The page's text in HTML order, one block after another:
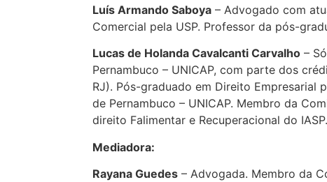
Luís Armando Saboya – Advogado com
Comercial pela USP. Professor da pós-
Lucas de Holanda Cavalcanti Carvalho –
Pernambuco – UNICAP, com parte dos
RJ). Pós-graduado em Direito Empresarial
de Pernambuco – UNICAP. Membro da
direito Falimentar e Recuperacional do
Mediadora:
Rayana Guedes – Advogada. Membro da